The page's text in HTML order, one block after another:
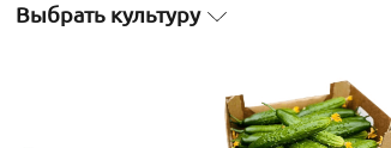
Выбрать культуру